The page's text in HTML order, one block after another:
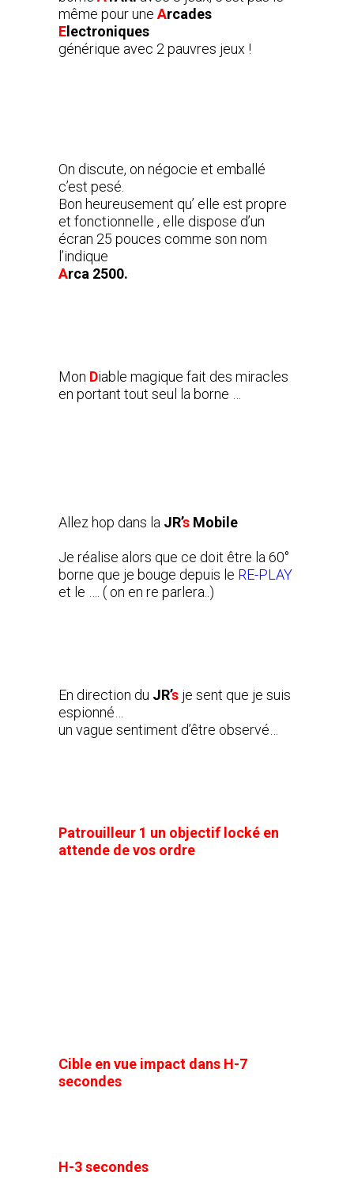
même pour une Arcades
E lectroniques
générique avec 2 pauvres jeux !
On discute, on négocie et emballé
c’est pesé.
Bon heureusement qu’ elle est propre
et fonctionnelle , elle dispose d’un
écran 25 pouces comme son nom
l’indique
Arca 2500.
Mon Diable magique fait des miracles
en portant tout seul la borne …
Allez hop dans la JR’s Mobile
Je réalise alors que ce doit être la 60°
borne que je bouge depuis le RE-PLAY
et le …. ( on en re parlera..)
En direction du JR’s je sent que je suis
espionné…
un vague sentiment d’être observé…
Patrouilleur 1 un objectif locké en
attende de vos ordre
Cible en vue impact dans H-7
secondes
H-3 secondes